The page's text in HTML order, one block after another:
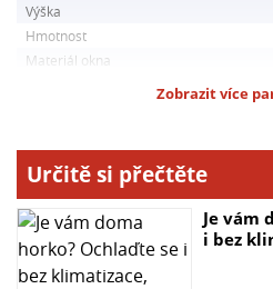
Výška
Hmotnost
Materiál okna
Zobrazit více
Určitě si přečtěte
Je vám
i bez